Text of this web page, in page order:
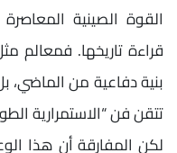
القوة الصينية
قراءة تاريخها. فمعالم
بنية دفاعية من
تتقن فن “الاستمرارية
لكن المفارقة أن هذا